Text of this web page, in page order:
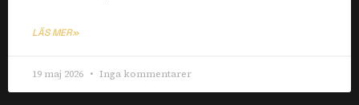
LÄS MER»
19 maj 2026 Inga kommentarer